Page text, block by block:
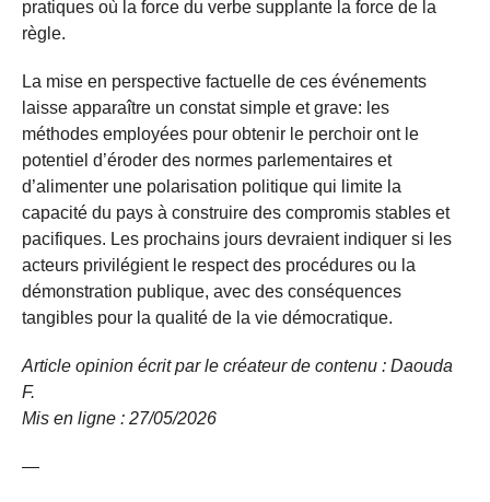
pratiques où la force du verbe supplante la force de la
règle.
La mise en perspective factuelle de ces événements
laisse apparaître un constat simple et grave: les
méthodes employées pour obtenir le perchoir ont le
potentiel d’éroder des normes parlementaires et
d’alimenter une polarisation politique qui limite la
capacité du pays à construire des compromis stables et
pacifiques. Les prochains jours devraient indiquer si les
acteurs privilégient le respect des procédures ou la
démonstration publique, avec des conséquences
tangibles pour la qualité de la vie démocratique.
Article opinion écrit par le créateur de contenu : Daouda
F.
Mis en ligne : 27/05/2026
—